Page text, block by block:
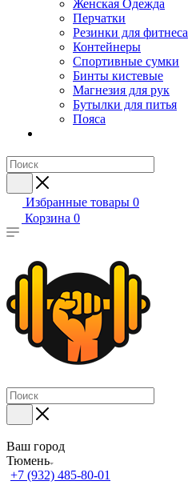
Женская Одежда
Перчатки
Резинки для фитнеса
Контейнеры
Спортивные сумки
Бинты кистевые
Магнезия для рук
Бутылки для питья
Пояса
Избранные товары 0
Корзина 0
Ваш город
Тюмень
+7 (932) 485-80-01